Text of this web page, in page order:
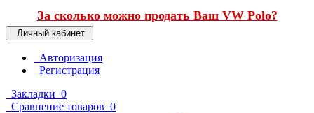
За сколько можно продать Ваш VW Polo?
Личный кабинет
Авторизация
Регистрация
Закладки 0
Сравнение товаров 0